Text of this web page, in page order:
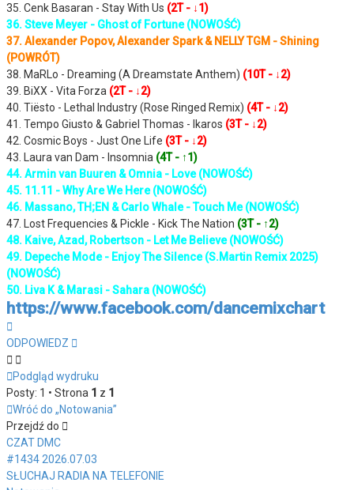
35. Cenk Basaran - Stay With Us (2T - ↓1)
36. Steve Meyer - Ghost of Fortune (NOWOŚĆ)
37. Alexander Popov, Alexander Spark & NELLY TGM - Shining
(POWRÓT)
38. MaRLo - Dreaming (A Dreamstate Anthem) (10T - ↓2)
39. BiXX - Vita Forza (2T - ↓2)
40. Tiësto - Lethal Industry (Rose Ringed Remix) (4T - ↓2)
41. Tempo Giusto & Gabriel Thomas - Ikaros (3T - ↓2)
42. Cosmic Boys - Just One Life (3T - ↓2)
43. Laura van Dam - Insomnia (4T - ↑1)
44. Armin van Buuren & Omnia - Love (NOWOŚĆ)
45. 11.11 - Why Are We Here (NOWOŚĆ)
46. Massano, TH;EN & Carlo Whale - Touch Me (NOWOŚĆ)
47. Lost Frequencies & Pickle - Kick The Nation (3T - ↑2)
48. Kaive, Azad, Robertson - Let Me Believe (NOWOŚĆ)
49. Depeche Mode - Enjoy The Silence (S.Martin Remix 2025)
(NOWOŚĆ)
50. Liva K & Marasi - Sahara (NOWOŚĆ)
https://www.facebook.com/dancemixchart
górę
ODPOWIEDZ
Podgląd wydruku
Posty: 1 • Strona 1 z 1
Wróć do „Notowania”
Przejdź do
CZAT DMC
#1434 2026.07.03
SŁUCHAJ RADIA NA TELEFONIE